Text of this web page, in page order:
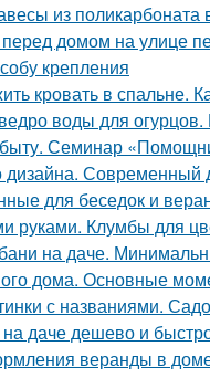
из поликарбоната
домом на улице
крепления
кровать в спальне.
воды для
Семинар
Современный
для беседок и
руками. Клумбы для
на даче.
дома. Основные
с названиями.
на даче дешево и
веранды в